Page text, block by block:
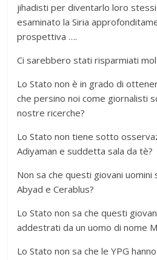
jihadisti per diventarlo loro
esaminato la Siria
prospettiva ….
Ci sarebbero stati risparmiati
Lo Stato non è in grado di
che persino noi come giornalisti
nostre ricerche?
Lo Stato non tiene sotto
Adiyaman e suddetta sala da tè?
Non sa che questi giovani uomini
Abyad e Cerablus?
Lo Stato non sa che questi
addestrati da un uomo di nome
Lo Stato non sa che le YPG